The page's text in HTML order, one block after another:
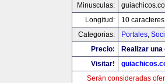
Minusculas:
Longitud:
10 caracteres
Categorias:
Portales,
Precio:
Realizar
Visitar!
Serán consideradas